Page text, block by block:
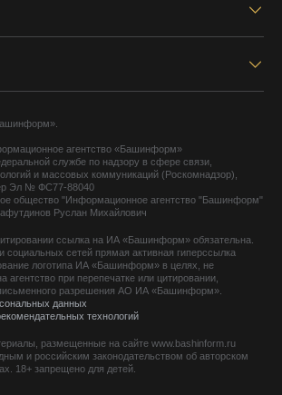
агентство «Башинформ»
службе по надзору в сфере связи,
и массовых коммуникаций (Роскомнадзор),
Эл № ФС77-88040
общество "Информационное агентство "Башинформ"
Руслан Михайлович
ссылка на ИА «Башинформ» обязательна.
социальных сетей прямая активная гиперссылка
логотипа ИА «Башинформ» в целях, не
агентство при перепечатке или цитировании,
разрешения АО ИА «Башинформ».
данных
технологий
размещенные на сайте www.bashinform.ru
и российским законодательством об авторском
18+ запрещено для детей.